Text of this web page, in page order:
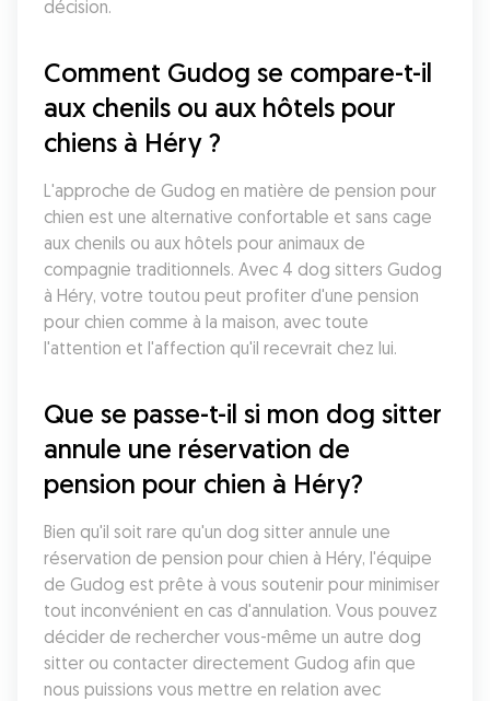
décision.
Comment Gudog se compare-t-il
aux chenils ou aux hôtels pour
chiens à Héry ?
L'approche de Gudog en matière de pension pour
chien est une alternative confortable et sans cage
aux chenils ou aux hôtels pour animaux de
compagnie traditionnels. Avec 4 dog sitters Gudog
à Héry, votre toutou peut profiter d'une pension
pour chien comme à la maison, avec toute
l'attention et l'affection qu'il recevrait chez lui.
Que se passe-t-il si mon dog sitter
annule une réservation de
pension pour chien à Héry?
Bien qu'il soit rare qu'un dog sitter annule une
réservation de pension pour chien à Héry, l'équipe
de Gudog est prête à vous soutenir pour minimiser
tout inconvénient en cas d'annulation. Vous pouvez
décider de rechercher vous-même un autre dog
sitter ou contacter directement Gudog afin que
nous puissions vous mettre en relation avec